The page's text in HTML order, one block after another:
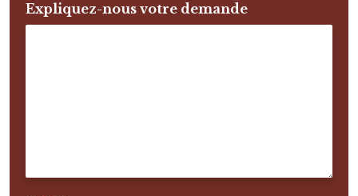
Expliquez-nous votre demande